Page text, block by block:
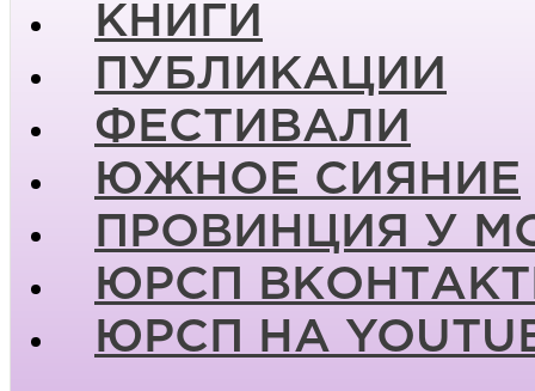
КНИГИ
ПУБЛИКАЦИИ
ФЕСТИВАЛИ
ЮЖНОЕ СИЯНИЕ
ПРОВИНЦИЯ У
ЮРСП
ЮРСП НА